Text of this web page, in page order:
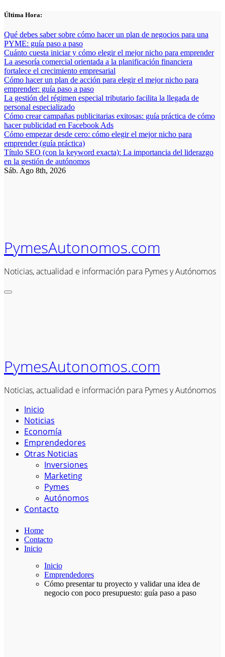
Saltar
contenido
Última Hora:
Qué debes saber sobre cómo hacer un plan de negocios para una
PYME: guía paso a paso
Cuánto cuesta iniciar y cómo elegir el mejor nicho para emprender
La asesoría comercial orientada a la planificación financiera
fortalece el crecimiento empresarial
Cómo hacer un plan de acción para elegir el mejor nicho para
emprender: guía paso a paso
La gestión del régimen especial tributario facilita la llegada de
personal especializado
Cómo crear campañas publicitarias exitosas: guía práctica de cómo
hacer publicidad en Facebook Ads
Cómo empezar desde cero: cómo elegir el mejor nicho para
emprender (guía práctica)
Título SEO (con la keyword exacta): La importancia del liderazgo
en la gestión de autónomos
Sáb. Ago 8th, 2026
PymesAutonomos.com
Noticias, actualidad e información para Pymes y Autónomos
PymesAutonomos.com
Noticias, actualidad e información para Pymes y Autónomos
Inicio
Noticias
Economía
Emprendedores
Otras Noticias
Inversiones
Marketing
Pymes
Autónomos
Contacto
Home
Contacto
Inicio
Inicio
Emprendedores
Cómo presentar tu proyecto y validar una idea de
negocio con poco presupuesto: guía paso a paso